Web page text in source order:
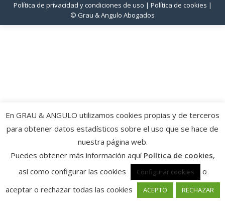
Política de privacidad y condiciones de uso | Política de cookies |
© Grau & Angulo Abogados
En GRAU & ANGULO utilizamos cookies propias y de terceros
para obtener datos estadísticos sobre el uso que se hace de
nuestra página web.
Puedes obtener más información aquí Política de cookies,
así como configurar las cookies
Configurar cookies
o
aceptar o rechazar todas las cookies
ACEPTO RECHAZAR